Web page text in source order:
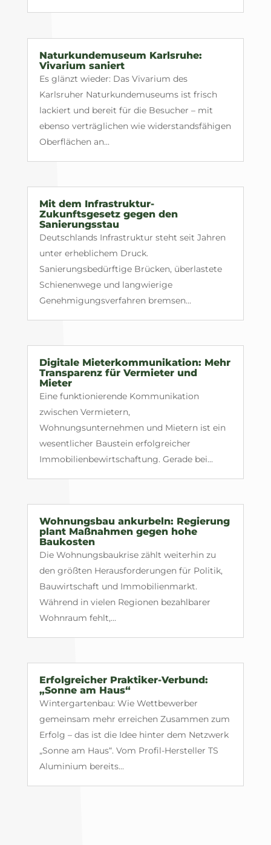
Naturkundemuseum Karlsruhe:
Vivarium saniert
Es glänzt wieder: Das Vivarium des
Karlsruher Naturkundemuseums ist frisch
lackiert und bereit für die Besucher – mit
ebenso verträglichen wie widerstandsfähigen
Oberflächen an...
Mit dem Infrastruktur-
Zukunftsgesetz gegen den
Sanierungsstau
Deutschlands Infrastruktur steht seit Jahren
unter erheblichem Druck.
Sanierungsbedürftige Brücken, überlastete
Schienenwege und langwierige
Genehmigungsverfahren bremsen...
Digitale Mieterkommunikation: Mehr
Transparenz für Vermieter und
Mieter
Eine funktionierende Kommunikation
zwischen Vermietern,
Wohnungsunternehmen und Mietern ist ein
wesentlicher Baustein erfolgreicher
Immobilienbewirtschaftung. Gerade bei...
Wohnungsbau ankurbeln: Regierung
plant Maßnahmen gegen hohe
Baukosten
Die Wohnungsbaukrise zählt weiterhin zu
den größten Herausforderungen für Politik,
Bauwirtschaft und Immobilienmarkt.
Während in vielen Regionen bezahlbarer
Wohnraum fehlt,...
Erfolgreicher Praktiker-Verbund:
„Sonne am Haus“
Wintergartenbau: Wie Wettbewerber
gemeinsam mehr erreichen Zusammen zum
Erfolg – das ist die Idee hinter dem Netzwerk
„Sonne am Haus“. Vom Profil-Hersteller TS
Aluminium bereits...